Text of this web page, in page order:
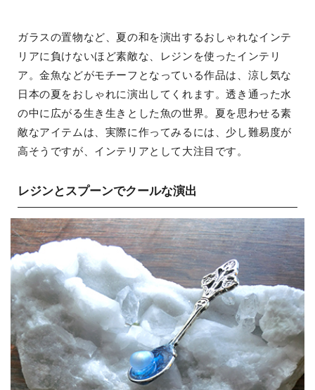
ガラスの置物など、夏の和を演出するおしゃれなインテ
リアに負けないほど素敵な、レジンを使ったインテリ
ア。金魚などがモチーフとなっている作品は、涼し気な
日本の夏をおしゃれに演出してくれます。透き通った水
の中に広がる生き生きとした魚の世界。夏を思わせる素
敵なアイテムは、実際に作ってみるには、少し難易度が
高そうですが、インテリアとして大注目です。
レジンとスプーンでクールな演出